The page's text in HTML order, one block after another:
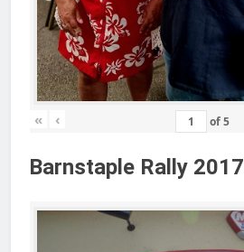
« ‹ of5
Barnstaple Rally 2017